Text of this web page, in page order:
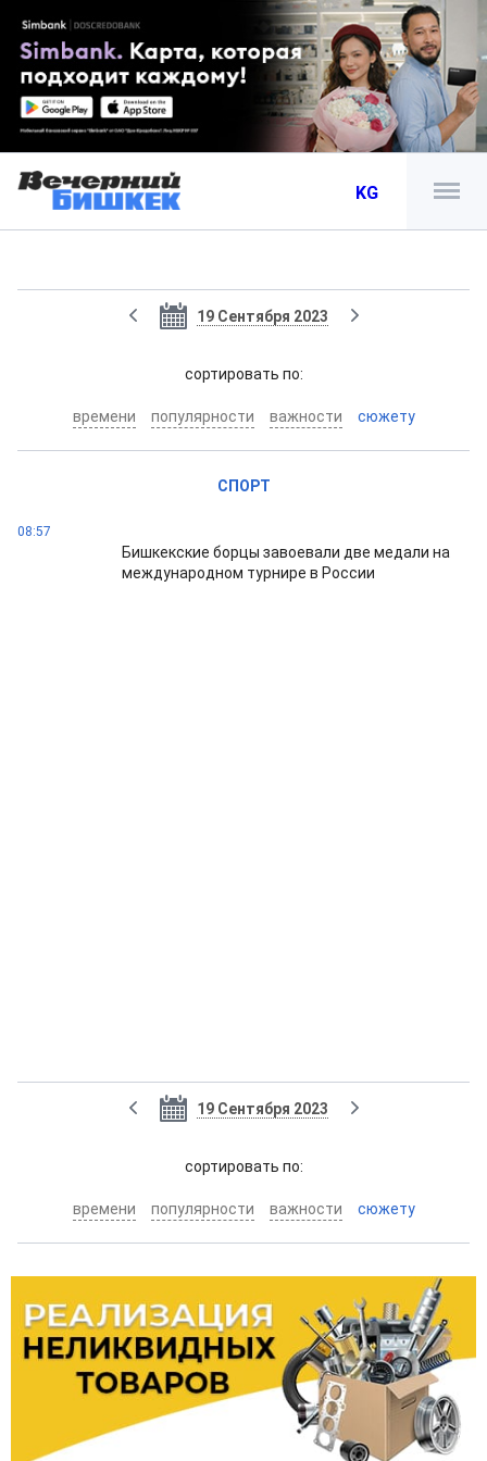
KG
19 Сентября 2023
cортировать по:
времени популярности важности сюжету
СПОРТ
08:57
Бишкекские борцы завоевали две медали на
международном турнире в России
19 Сентября 2023
cортировать по:
времени популярности важности сюжету